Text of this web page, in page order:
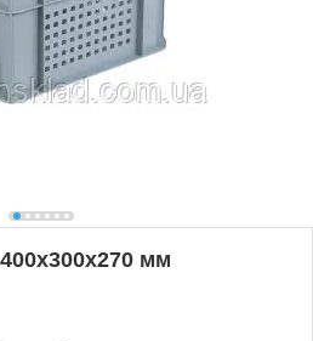
мм